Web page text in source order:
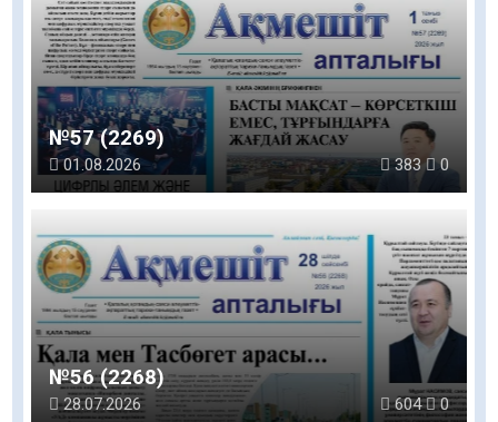
№57 (2269)
01.08.2026 383 0
№56 (2268)
28.07.2026 604 0